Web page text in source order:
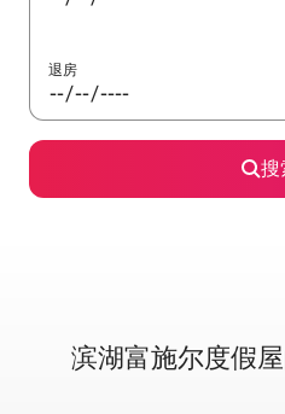
退房
搜
滨湖富施尔度假